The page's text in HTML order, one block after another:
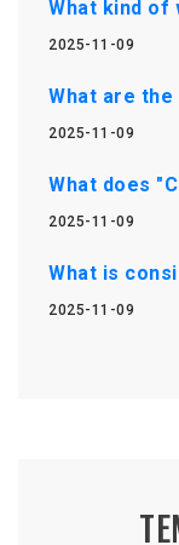
What kind of
2025-11-09
What are
2025-11-09
What does
2025-11-09
What is
2025-11-09